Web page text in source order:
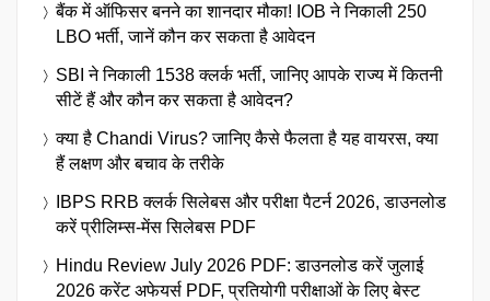
बैंक में ऑफिसर बनने का शानदार मौका! IOB ने निकाली 250
LBO भर्ती, जानें कौन कर सकता है आवेदन
SBI ने निकाली 1538 क्लर्क भर्ती, जानिए आपके राज्य में कितनी
सीटें हैं और कौन कर सकता है आवेदन?
क्या है Chandi Virus? जानिए कैसे फैलता है यह वायरस, क्या
हैं लक्षण और बचाव के तरीके
IBPS RRB क्लर्क सिलेबस और परीक्षा पैटर्न 2026, डाउनलोड
करें प्रीलिम्स-मेंस सिलेबस PDF
Hindu Review July 2026 PDF: डाउनलोड करें जुलाई
2026 करेंट अफेयर्स PDF, प्रतियोगी परीक्षाओं के लिए बेस्ट